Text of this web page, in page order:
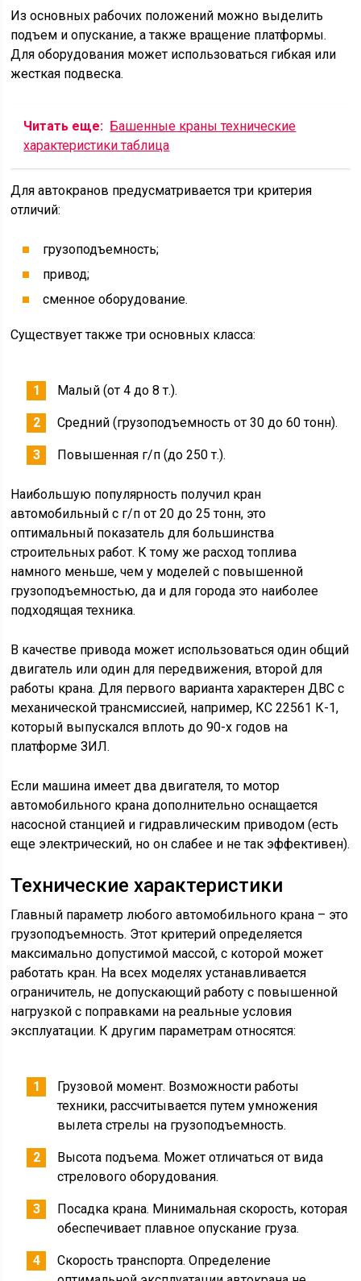
Из основных рабочих положений можно выделить
подъем и опускание, а также вращение платформы.
Для оборудования может использоваться гибкая или
жесткая подвеска.
Читать еще: Башенные краны технические
характеристики таблица
Для автокранов предусматривается три критерия
отличий:
грузоподъемность;
привод;
сменное оборудование.
Существует также три основных класса:
Малый (от 4 до 8 т.).
Средний (грузоподъемность от 30 до 60 тонн).
Повышенная г/п (до 250 т.).
Наибольшую популярность получил кран
автомобильный с г/п от 20 до 25 тонн, это
оптимальный показатель для большинства
строительных работ. К тому же расход топлива
намного меньше, чем у моделей с повышенной
грузоподъемностью, да и для города это наиболее
подходящая техника.
В качестве привода может использоваться один общий
двигатель или один для передвижения, второй для
работы крана. Для первого варианта характерен ДВС с
механической трансмиссией, например, КС 22561 К-1,
который выпускался вплоть до 90-х годов на
платформе ЗИЛ.
Если машина имеет два двигателя, то мотор
автомобильного крана дополнительно оснащается
насосной станцией и гидравлическим приводом (есть
еще электрический, но он слабее и не так эффективен).
Технические характеристики
Главный параметр любого автомобильного крана – это
грузоподъемность. Этот критерий определяется
максимально допустимой массой, с которой может
работать кран. На всех моделях устанавливается
ограничитель, не допускающий работу с повышенной
нагрузкой с поправками на реальные условия
эксплуатации. К другим параметрам относятся:
Грузовой момент. Возможности работы
техники, рассчитывается путем умножения
вылета стрелы на грузоподъемность.
Высота подъема. Может отличаться от вида
стрелового оборудования.
Посадка крана. Минимальная скорость, которая
обеспечивает плавное опускание груза.
Скорость транспорта. Определение